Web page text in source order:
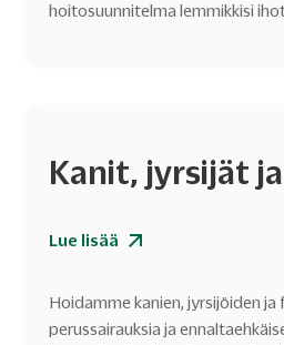
hoitosuunnitelma lemmikkisi
Kanit, jyrsijät
Lue lisää
Hoidamme kanien, jyrsijöiden
perussairauksia ja